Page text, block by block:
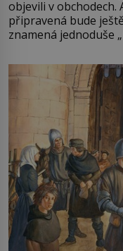
objevili v obchodech.
připravená bude
znamená jednoduše
pře hned několik
Francie, kde se